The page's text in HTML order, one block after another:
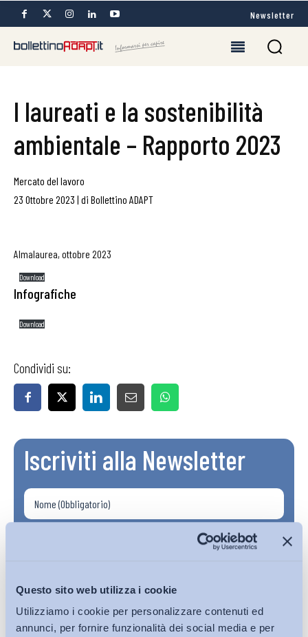
Questo sito web utilizza i cookie
Utilizziamo i cookie per personalizzare contenuti ed
annunci, per fornire funzionalità dei social media e per
Newsletter
I laureati e la sostenibilità
ambientale – Rapporto 2023
Mercato del lavoro
23 Ottobre 2023 | di Bollettino ADAPT
Almalaurea, ottobre 2023
Download
Infografiche
Download
Condividi su:
Iscriviti alla Newsletter